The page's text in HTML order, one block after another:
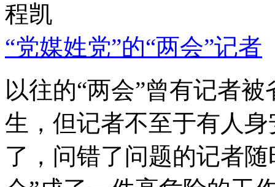
程凯
“党媒姓党”的“两会”记者
以往的“两会”曾有记者
生，但记者不至于有人
了，问错了问题的记者